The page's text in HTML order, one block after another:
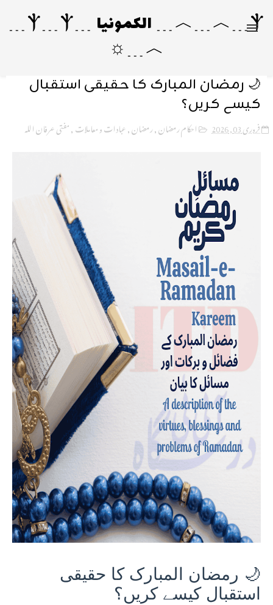
Ⲯ﹍︿﹍︿﹍ الکمونیا ﹍Ⲯ﹍Ⲯ﹍
︿﹍☼
🌙 رمضان المبارک کا حقیقی استقبال
کیسے کریں؟
فروری 03, 2026 احکام رمضان,رمضان,عبادات و معاملات,مفتی عرفان اللہ
🌙 رمضان المبارک کا حقیقی
استقبال کیسے کریں؟